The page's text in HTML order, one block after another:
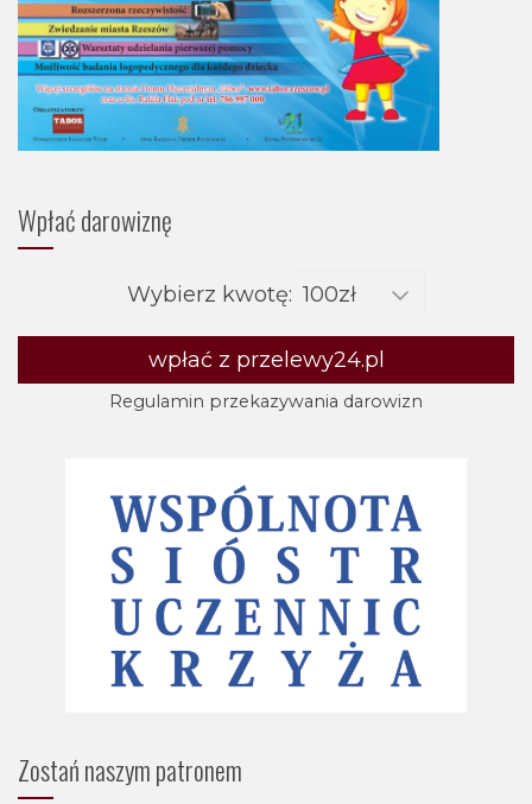
Wpłać darowiznę
Wybierz kwotę:
wpłać z przelewy24.pl
Regulamin przekazywania darowizn
Zostań naszym patronem